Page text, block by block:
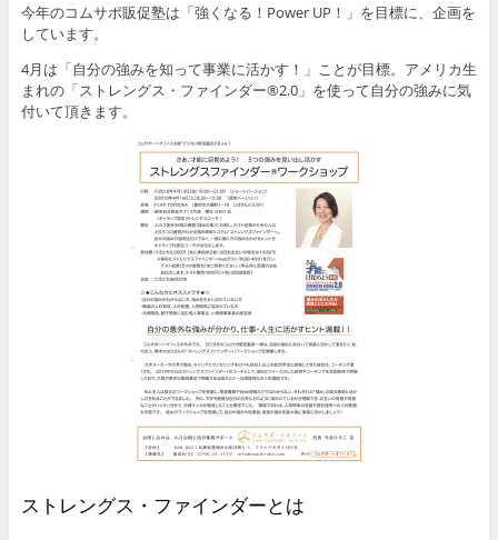
今年のコムサポ販促塾は「強くなる！Power UP！」を目標に、企画を
しています。
4月は「自分の強みを知って事業に活かす！」ことが目標。アメリカ生
まれの「ストレングス・ファインダー®2.0」を使って自分の強みに気
付いて頂きます。
ストレングス・ファインダーとは